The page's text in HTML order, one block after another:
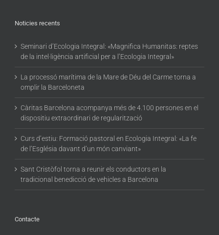
Noticies recents
Seminari d’Ecologia Integral: «Magnifica Humanitas: reptes
de la intel·ligència artificial per a l’Ecologia Integral»
La processó marítima de la Mare de Déu del Carme torna a
omplir la Barceloneta
Càritas Barcelona acompanya més de 4.100 persones en el
dispositiu extraordinari de regularització
Curs d’estiu: Formació pastoral en Ecologia Integral: «La fe
de l’Església davant d’un món canviant»
Sant Cristòfol torna a reunir els conductors en la
tradicional benedicció de vehicles a Barcelona
Contacte